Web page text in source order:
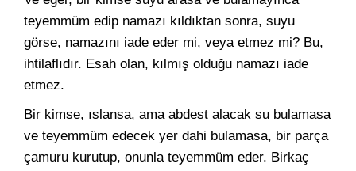
teyemmüm edip namazı kıldıktan sonra, suyu
görse, namazını iade eder mi, veya etmez mi? Bu,
ihtilaflıdır. Esah olan, kılmış olduğu namazı iade
etmez.
Bir kimse, ıslansa, ama abdest alacak su bulamasa
ve teyemmüm edecek yer dahi bulamasa, bir parça
çamuru kurutup, onunla teyemmüm eder. Birkaç